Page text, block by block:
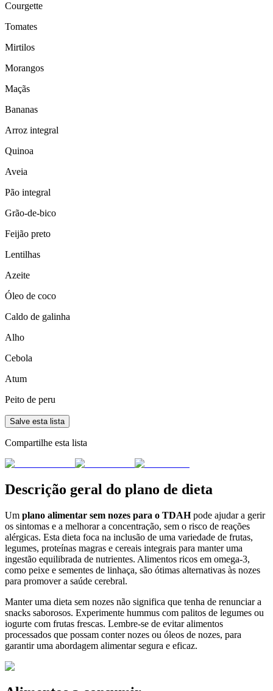
Courgette
Tomates
Mirtilos
Morangos
Maçãs
Bananas
Arroz integral
Quinoa
Aveia
Pão integral
Grão-de-bico
Feijão preto
Lentilhas
Azeite
Óleo de coco
Caldo de galinha
Alho
Cebola
Atum
Peito de peru
Salve esta lista
Compartilhe esta lista
Descrição geral do plano de dieta
Um plano alimentar sem nozes para o TDAHpode ajudar a gerir
os sintomas e a melhorar a concentração, sem o risco de reações
alérgicas. Esta dieta foca na inclusão de uma variedade de frutas,
legumes, proteínas magras e cereais integrais para manter uma
ingestão equilibrada de nutrientes. Alimentos ricos em omega-3,
como peixe e sementes de linhaça, são ótimas alternativas às nozes
para promover a saúde cerebral.
Manter uma dieta sem nozes não significa que tenha de renunciar a
snacks saborosos. Experimente hummus com palitos de legumes ou
iogurte com frutas frescas. Lembre-se de evitar alimentos
processados que possam conter nozes ou óleos de nozes, para
garantir uma abordagem alimentar segura e eficaz.